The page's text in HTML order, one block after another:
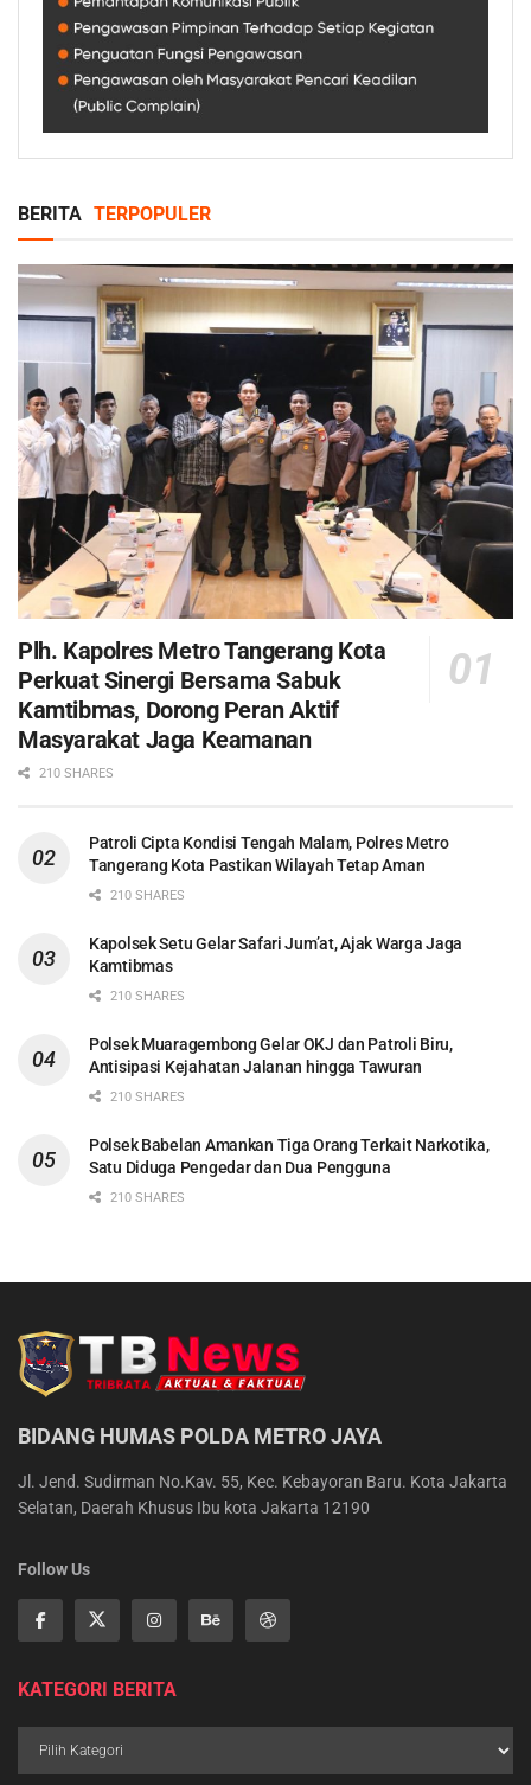
BERITA TERPOPULER
Plh. Kapolres Metro Tangerang Kota
Perkuat Sinergi Bersama Sabuk
Kamtibmas, Dorong Peran Aktif
Masyarakat Jaga Keamanan
210 SHARES
Patroli Cipta Kondisi Tengah Malam, Polres Metro
Tangerang Kota Pastikan Wilayah Tetap Aman
210 SHARES
Kapolsek Setu Gelar Safari Jum’at, Ajak Warga Jaga
Kamtibmas
210 SHARES
Polsek Muaragembong Gelar OKJ dan Patroli Biru,
Antisipasi Kejahatan Jalanan hingga Tawuran
210 SHARES
Polsek Babelan Amankan Tiga Orang Terkait Narkotika,
Satu Diduga Pengedar dan Dua Pengguna
210 SHARES
BIDANG HUMAS POLDA METRO JAYA
Jl. Jend. Sudirman No.Kav. 55, Kec. Kebayoran Baru. Kota Jakarta
Selatan, Daerah Khusus Ibu kota Jakarta 12190
Follow Us
KATEGORI BERITA